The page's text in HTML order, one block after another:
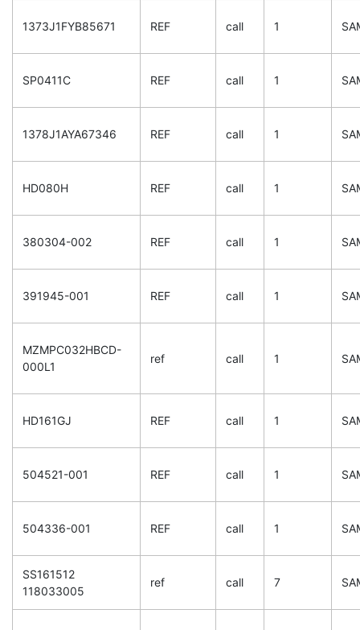
1373J1FYB85671 REF call 1
SP0411C REF call 1
1378J1AYA67346 REF call 1
HD080H REF call 1
380304-002 REF call 1
391945-001 REF call 1
MZMPC032HBCD-
000L1
ref call 1
HD161GJ REF call 1
504521-001 REF call 1
504336-001 REF call 1
SS161512
118033005
ref call 7